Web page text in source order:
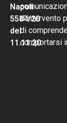
Napoli
5584/20
del
11.11.20
d’intervento
di
comportarsi